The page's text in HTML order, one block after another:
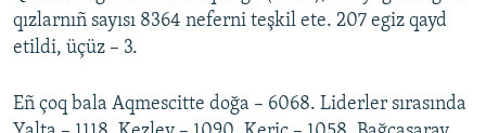
qızlarnıñ sayısı 8364 neferni teşkil ete. 207 egiz qayd
etildi, üçüz – 3.
Eñ çoq bala Aqmescitte doğa – 6068. Liderler sırasında